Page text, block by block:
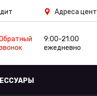
Адреса
звонок
9:00-21:00
ежедневно